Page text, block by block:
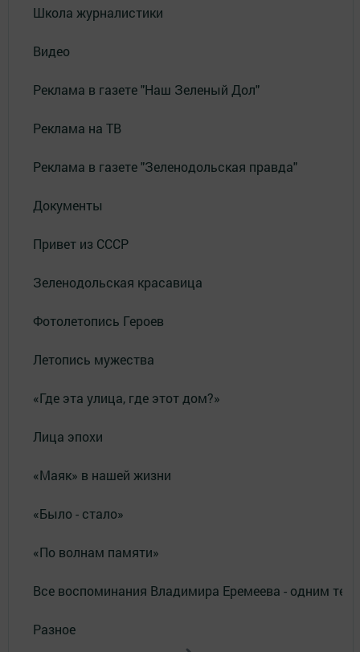
Школа журналистики
Видео
Реклама в газете "Наш Зеленый Дол"
Реклама на ТВ
Реклама в газете "Зеленодольская правда"
Документы
Привет из СССР
Зеленодольская красавица
Фотолетопись Героев
Летопись мужества
«Где эта улица, где этот дом?»
Лица эпохи
«Маяк» в нашей жизни
«Было - стало»
«По волнам памяти»
Все воспоминания Владимира Еремеева - одним
Разное